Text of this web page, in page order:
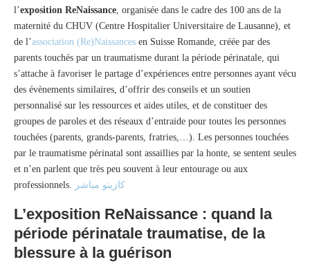
l’exposition ReNaissance, organisée dans le cadre des 100 ans de la
maternité du CHUV (Centre Hospitalier Universitaire de Lausanne), et
de l’association (Re)Naissances en Suisse Romande, créée par des
parents touchés par un traumatisme durant la période périnatale, qui
s’attache à favoriser le partage d’expériences entre personnes ayant vécu
des évènements similaires, d’offrir des conseils et un soutien
personnalisé sur les ressources et aides utiles, et de constituer des
groupes de paroles et des réseaux d’entraide pour toutes les personnes
touchées (parents, grands-parents, fratries,…). Les personnes touchées
par le traumatisme périnatal sont assaillies par la honte, se sentent seules
et n’en parlent que très peu souvent à leur entourage ou aux
professionnels. كازينو مباشر
L’exposition ReNaissance : quand la
période périnatale traumatise, de la
blessure à la guérison